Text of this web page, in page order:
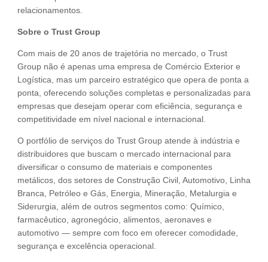
relacionamentos.
Sobre o Trust Group
Com mais de 20 anos de trajetória no mercado, o Trust
Group não é apenas uma empresa de Comércio Exterior e
Logística, mas um parceiro estratégico que opera de ponta a
ponta, oferecendo soluções completas e personalizadas para
empresas que desejam operar com eficiência, segurança e
competitividade em nível nacional e internacional.
O portfólio de serviços do Trust Group atende à indústria e
distribuidores que buscam o mercado internacional para
diversificar o consumo de materiais e componentes
metálicos, dos setores de Construção Civil, Automotivo, Linha
Branca, Petróleo e Gás, Energia, Mineração, Metalurgia e
Siderurgia, além de outros segmentos como: Químico,
farmacêutico, agronegócio, alimentos, aeronaves e
automotivo — sempre com foco em oferecer comodidade,
segurança e excelência operacional.